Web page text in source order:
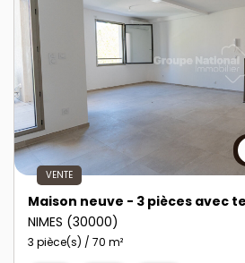
VENTE
NIMES (30000)
3 pièce(s) / 70 m²